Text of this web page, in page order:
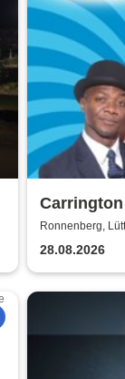
Beritsh
Ronnenberg,
28.08.2026